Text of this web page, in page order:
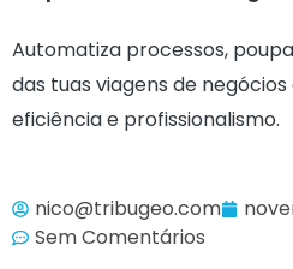
Automatiza processos,
das tuas viagens de
eficiência e profissionalismo.
nico@tribugeo.com
Sem Comentários